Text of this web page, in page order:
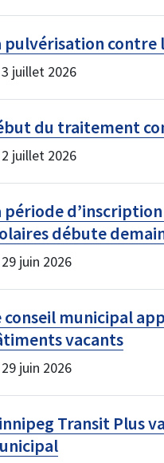
pulvérisation contre
juillet 2026
du traitement
juillet 2026
période
débute
juin 2026
conseil municipal
vacants
juin 2026
Transit Plus